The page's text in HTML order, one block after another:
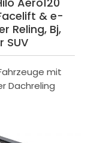
& e-
Reling, Bj,
SUV
mit
Dachreling